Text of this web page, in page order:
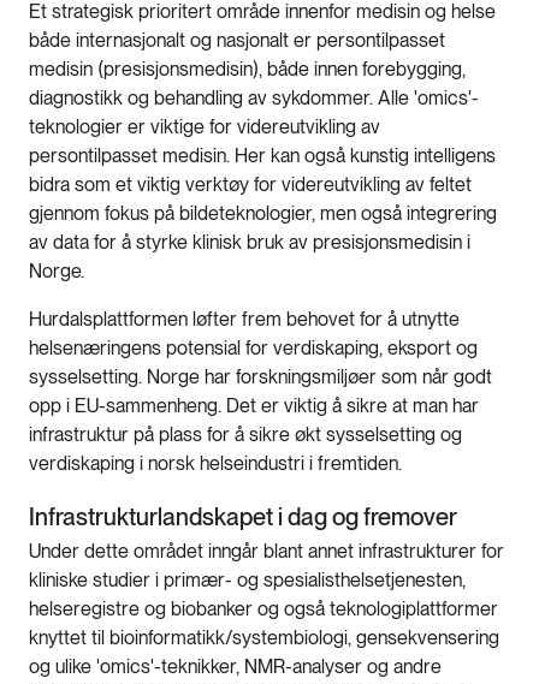
Et strategisk prioritert område innenfor medisin og helse
både internasjonalt og nasjonalt er persontilpasset
medisin (presisjonsmedisin), både innen forebygging,
diagnostikk og behandling av sykdommer. Alle 'omics'-
teknologier er viktige for videreutvikling av
persontilpasset medisin. Her kan også kunstig intelligens
bidra som et viktig verktøy for videreutvikling av feltet
gjennom fokus på bildeteknologier, men også integrering
av data for å styrke klinisk bruk av presisjonsmedisin i
Norge.
Hurdalsplattformen løfter frem behovet for å utnytte
helsenæringens potensial for verdiskaping, eksport og
sysselsetting. Norge har forskningsmiljøer som når godt
opp i EU-sammenheng. Det er viktig å sikre at man har
infrastruktur på plass for å sikre økt sysselsetting og
verdiskaping i norsk helseindustri i fremtiden.
Infrastrukturlandskapet i dag og fremover
Under dette området inngår blant annet infrastrukturer for
kliniske studier i primær- og spesialisthelsetjenesten,
helseregistre og biobanker og også teknologiplattformer
knyttet til bioinformatikk/systembiologi, gensekvensering
og ulike 'omics'-teknikker, NMR-analyser og andre